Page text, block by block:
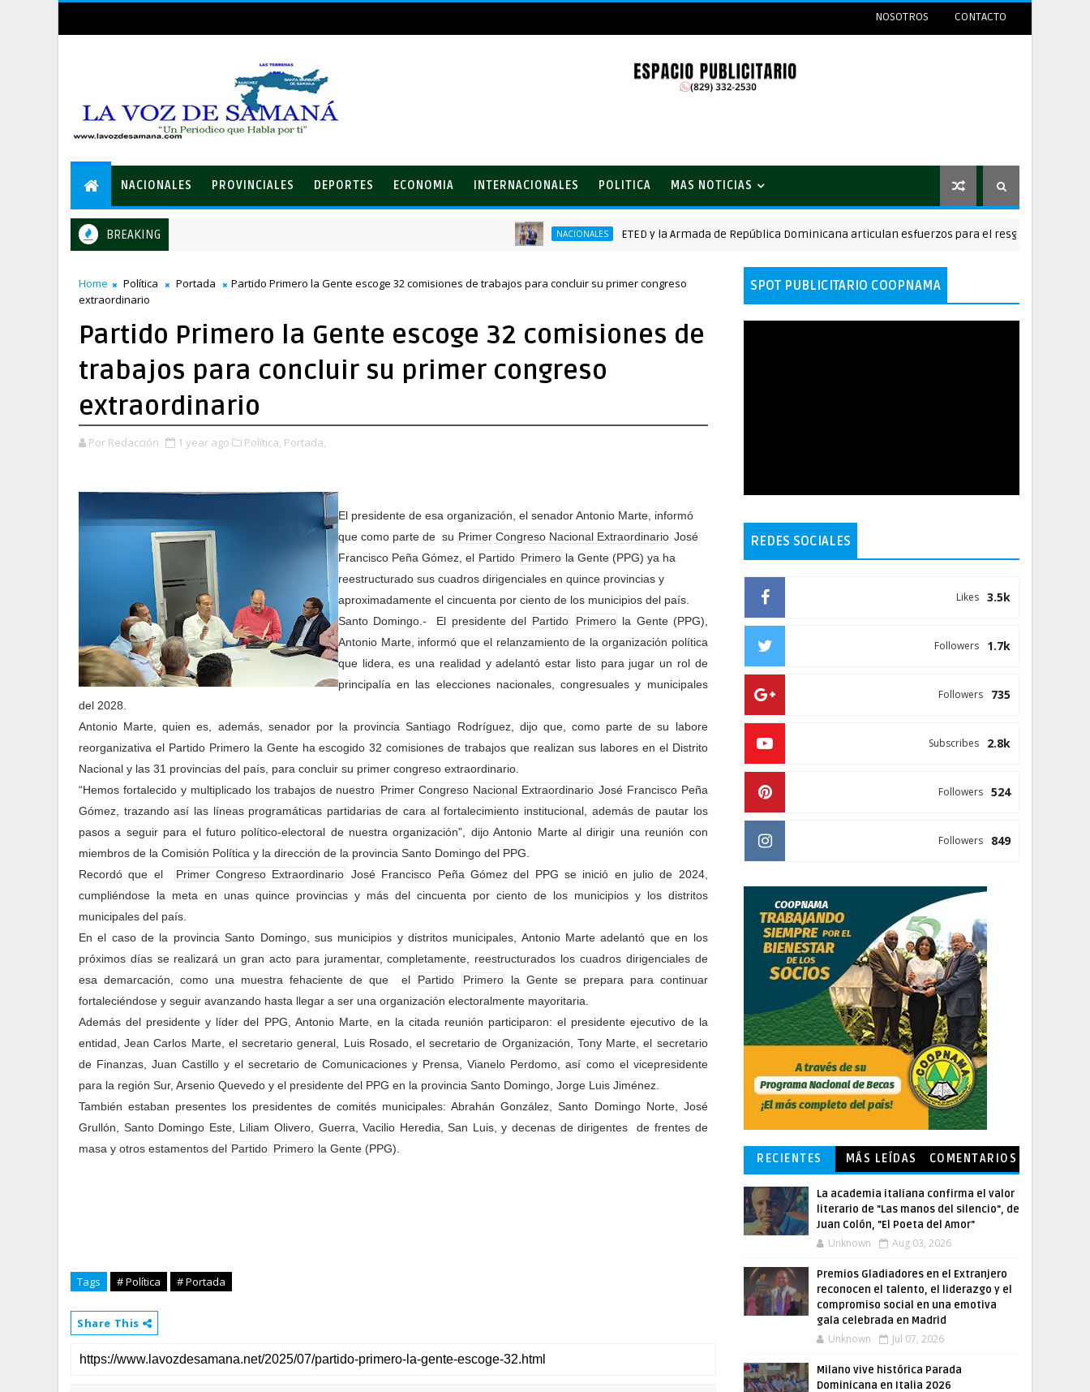
NOSOTROS CONTACTO
NACIONALES PROVINCIALES DEPORTES ECONOMIA INTERNACIONALES POLITICA MAS NOTICIAS
BREAKING NACIONALES ETED y la Armada de República Dominicana articulan esfuerzos para el resguardo del
Home Política Portada
Partido Primero la Gente escoge 32 comisiones de trabajos para concluir su primer congreso
extraordinario
Partido Primero la Gente escoge 32 comisiones de
trabajos para concluir su primer congreso
extraordinario
Por Redacción 1 year ago Política, Portada,
El presidente de esa organización, el senador Antonio Marte, informó
que como parte de su Primer Congreso Nacional Extraordinario José
Francisco Peña Gómez, el Partido Primero la Gente (PPG) ya ha
reestructurado sus cuadros dirigenciales en quince provincias y
aproximadamente el cincuenta por ciento de los municipios del país.
Santo Domingo.-
El presidente del Partido Primero la Gente (PPG),
Antonio Marte, informó que el relanzamiento de la organización política
que lidera, es una realidad y adelantó estar listo para jugar un rol de
principalía en las elecciones nacionales, congresuales y municipales
del 2028.
Antonio Marte, quien es, además, senador por la provincia Santiago Rodríguez, dijo que, como parte de su labore
reorganizativa el Partido Primero la Gente ha escogido 32 comisiones de trabajos que realizan sus labores en el Distrito
Nacional y las 31 provincias del país, para concluir su primer congreso extraordinario.
“Hemos fortalecido y multiplicado los trabajos de nuestro Primer Congreso Nacional Extraordinario José Francisco Peña
Gómez, trazando así las líneas programáticas partidarias de cara al fortalecimiento institucional, además de pautar los
pasos a seguir para el futuro político-electoral de nuestra organización”, dijo Antonio Marte al dirigir una reunión con
miembros de la Comisión Política y la dirección de la provincia Santo Domingo del PPG.
Recordó que el
Primer Congreso Extraordinario José Francisco Peña Gómez del PPG se inició en julio de 2024,
cumpliéndose la meta en unas quince provincias y más del cincuenta por ciento de los municipios y los distritos
municipales del país.
En el caso de la provincia Santo Domingo, sus municipios y distritos municipales, Antonio Marte adelantó que en los
próximos días se realizará un gran acto para juramentar, completamente, reestructurados los cuadros dirigenciales de
esa demarcación, como una muestra fehaciente de que
el Partido Primero la Gente se prepara para continuar
fortaleciéndose y seguir avanzando hasta llegar a ser una organización electoralmente mayoritaria.
Además del presidente y líder del PPG, Antonio Marte, en la citada reunión participaron: el presidente ejecutivo de la
entidad, Jean Carlos Marte, el secretario general, Luis Rosado, el secretario de Organización, Tony Marte, el secretario
de Finanzas, Juan Castillo y el secretario de Comunicaciones y Prensa, Vianelo Perdomo, así como el vicepresidente
para la región Sur, Arsenio Quevedo y el presidente del PPG en la provincia Santo Domingo, Jorge Luis Jiménez.
También estaban presentes los presidentes de comités municipales: Abrahán González, Santo Domingo Norte, José
Grullón, Santo Domingo Este, Liliam Olivero, Guerra, Vacilio Heredia, San Luis, y decenas de dirigentes
de frentes de
masa y otros estamentos del Partido Primero la Gente (PPG).
Tags # Política # Portada
Share This
SPOT PUBLICITARIO COOPNAMA
REDES SOCIALES
3.5k
Likes
1.7k
Followers
735
Followers
2.8k
Subscribes
524
Followers
849
Followers
RECIENTES MÁS LEÍDAS COMENTARIOS
La academia italiana confirma el valor
literario de "Las manos del silencio", de
Juan Colón, "El Poeta del Amor"
Unknown Aug 03, 2026
Premios Gladiadores en el Extranjero
reconocen el talento, el liderazgo y el
compromiso social en una emotiva
gala celebrada en Madrid
Unknown Jul 07, 2026
Milano vive histórica Parada
Dominicana en Italia 2026